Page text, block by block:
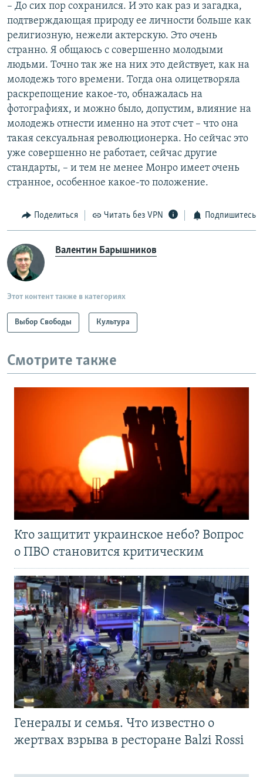
– До сих пор сохранился. И это как раз и загадка,
подтверждающая природу ее личности больше как
религиозную, нежели актерскую. Это очень
странно. Я общаюсь с совершенно молодыми
людьми. Точно так же на них это действует, как на
молодежь того времени. Тогда она олицетворяла
раскрепощение какое-то, обнажалась на
фотографиях, и можно было, допустим, влияние на
молодежь отнести именно на этот счет – что она
такая сексуальная революционерка. Но сейчас это
уже совершенно не работает, сейчас другие
стандарты, – и тем не менее Монро имеет очень
странное, особенное какое-то положение.
Поделиться Читать без VPN Подпишитесь
Валентин Барышников
Этот контент также в категориях
Выбор Свободы Культура
Смотрите также
Кто защитит украинское небо? Вопрос
о ПВО становится критическим
Генералы и семья. Что известно о
жертвах взрыва в ресторане Balzi Rossi